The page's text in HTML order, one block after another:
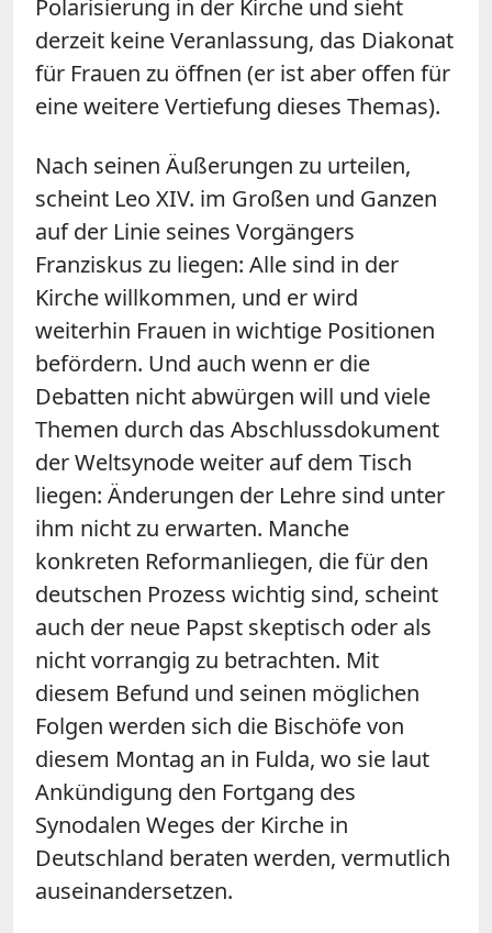
Polarisierung in der Kirche und sieht
derzeit keine Veranlassung, das Diakonat
für Frauen zu öffnen (er ist aber offen für
eine weitere Vertiefung dieses Themas).
Nach seinen Äußerungen zu urteilen,
scheint Leo XIV. im Großen und Ganzen
auf der Linie seines Vorgängers
Franziskus zu liegen: Alle sind in der
Kirche willkommen, und er wird
weiterhin Frauen in wichtige Positionen
befördern. Und auch wenn er die
Debatten nicht abwürgen will und viele
Themen durch das Abschlussdokument
der Weltsynode weiter auf dem Tisch
liegen: Änderungen der Lehre sind unter
ihm nicht zu erwarten. Manche
konkreten Reformanliegen, die für den
deutschen Prozess wichtig sind, scheint
auch der neue Papst skeptisch oder als
nicht vorrangig zu betrachten. Mit
diesem Befund und seinen möglichen
Folgen werden sich die Bischöfe von
diesem Montag an in Fulda, wo sie laut
Ankündigung den Fortgang des
Synodalen Weges der Kirche in
Deutschland beraten werden, vermutlich
auseinandersetzen.